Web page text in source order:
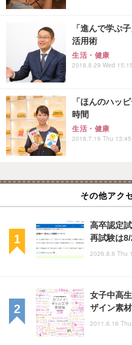
「進んで学ぶ
活用術
生活・健康
2018.8.29 Wed 15:15
「ほんのハッ
時間
生活・健康
2018.7.19 Thu 13:45
その他アク
高卒認定
再試験は
2026.8.6 Thu
女子中高
ザイン素
2011.6.16